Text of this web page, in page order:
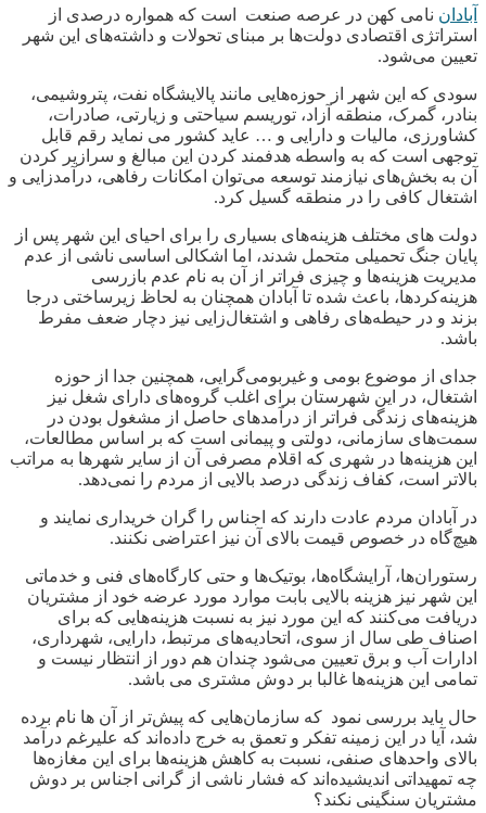
آبادان نامی کهن در عرصه صنعت است که همواره درصدی از
استراتژی اقتصادی دولت‌ها بر مبنای تحولات و داشته‌های این شهر
تعیین می‌شود.
سودی که این شهر از حوزه‌هایی مانند پالایشگاه نفت، پتروشیمی،
بنادر، گمرک، منطقه آزاد، توریسم سیاحتی و زیارتی، صادرات،
کشاورزی، مالیات و دارایی و … عاید کشور می‌ نماید رقم قابل
توجهی است که به واسطه هدفمند کردن این مبالغ و سرازیر کردن
آن به بخش‌های نیازمند توسعه می‌توان امکانات رفاهی، درآمدزایی و
اشتغال کافی را در منطقه گسیل کرد.
دولت‌ های مختلف هزینه‌های بسیاری را برای احیای این شهر پس از
پایان جنگ تحمیلی متحمل شدند، اما اشکالی اساسی ناشی از عدم
مدیریت هزینه‌ها و چیزی فراتر از آن به نام عدم بازرسی
هزینه‌کردها، باعث شده تا آبادان همچنان به لحاظ زیرساختی درجا
بزند و در حیطه‌های رفاهی و اشتغال‌زایی نیز دچار ضعف مفرط
باشد.
جدای از موضوع بومی و غیربومی‌گرایی، همچنین جدا از حوزه
اشتغال، در این شهرستان برای اغلب گروه‌های دارای شغل نیز
هزینه‌های زندگی فراتر از درآمدهای حاصل از مشغول بودن در
سمت‌های سازمانی، دولتی و پیمانی است که بر اساس مطالعات،
این هزینه‌ها در شهری که اقلام مصرفی آن از سایر شهرها به مراتب
بالاتر است، کفاف زندگی درصد بالایی از مردم را نمی‌دهد.
در آبادان مردم عادت دارند که اجناس را گران خریداری نمایند و
هیچ‌گاه در خصوص قیمت بالای آن نیز اعتراضی نکنند.
رستوران‌ها، آرایشگاه‌ها، بوتیک‌ها و حتی کارگاه‌های فنی و خدماتی
این شهر نیز هزینه‌ بالایی بابت موارد مورد عرضه خود از مشتریان
دریافت می‌کنند که این مورد نیز به نسبت هزینه‌هایی که برای
اصناف طی سال از سوی، اتحادیه‌های مرتبط، دارایی، شهرداری،
ادارات آب و برق تعیین می‌شود چندان هم دور از انتظار نیست و
تمامی این هزینه‌ها غالبا بر دوش مشتری می باشد.
حال باید بررسی نمود که سازمان‌هایی که پیش‌تر از آن ها نام برده
شد، آیا در این زمینه تفکر و تعمق به خرج داده‌اند که علیرغم درآمد
بالای واحدهای صنفی، نسبت به کاهش هزینه‌ها برای این مغازه‌ها
چه تمهیداتی اندیشیده‌اند که فشار ناشی از گرانی اجناس بر دوش
مشتریان سنگینی نکند؟